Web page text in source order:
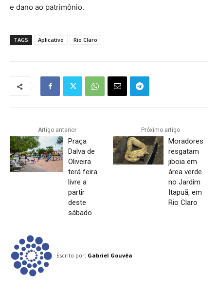
e dano ao patrimônio.
TAGS Aplicativo Rio Claro
Artigo anterior
Praça
Dalva de
Oliveira
terá feira
livre a
partir
deste
sábado
Próximo artigo
Moradores
resgatam
jiboia em
área verde
no Jardim
Itapuã, em
Rio Claro
Escrito por: Gabriel Gouvêa